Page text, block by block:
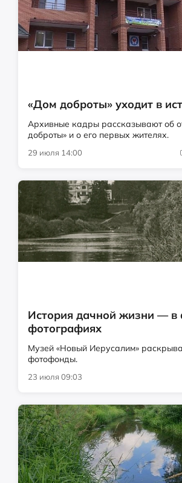
«Дом доброты» уходит в
Архивные кадры рассказывают об
доброты» и о его первых жителях.
29 июля 14:00
История дачной жизни — в
фотографиях
Музей «Новый Иерусалим»
фотофонды.
23 июля 09:03